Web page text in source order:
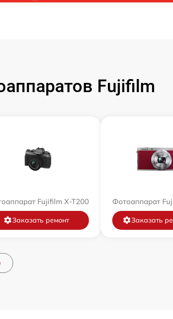
Fujifilm
Fujifilm X-T200
Заказать ремонт
Фотоаппарат
Заказать